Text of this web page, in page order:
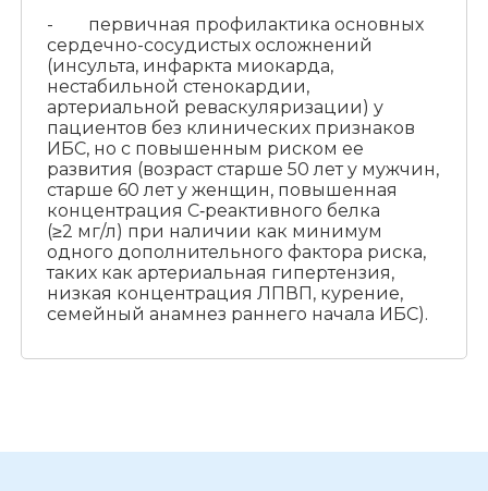
- первичная профилактика основных
сердечно-сосудистых осложнений
(инсульта, инфаркта миокарда,
нестабильной стенокардии,
артериальной реваскуляризации) у
пациентов без клинических признаков
ИБС, но с повышенным риском ее
развития (возраст старше 50 лет у мужчин,
старше 60 лет у женщин, повышенная
концентрация С‑реактивного белка
(≥2 мг/л) при наличии как минимум
одного дополнительного фактора риска,
таких как артериальная гипертензия,
низкая концентрация ЛПВП, курение,
семейный анамнез раннего начала ИБС).